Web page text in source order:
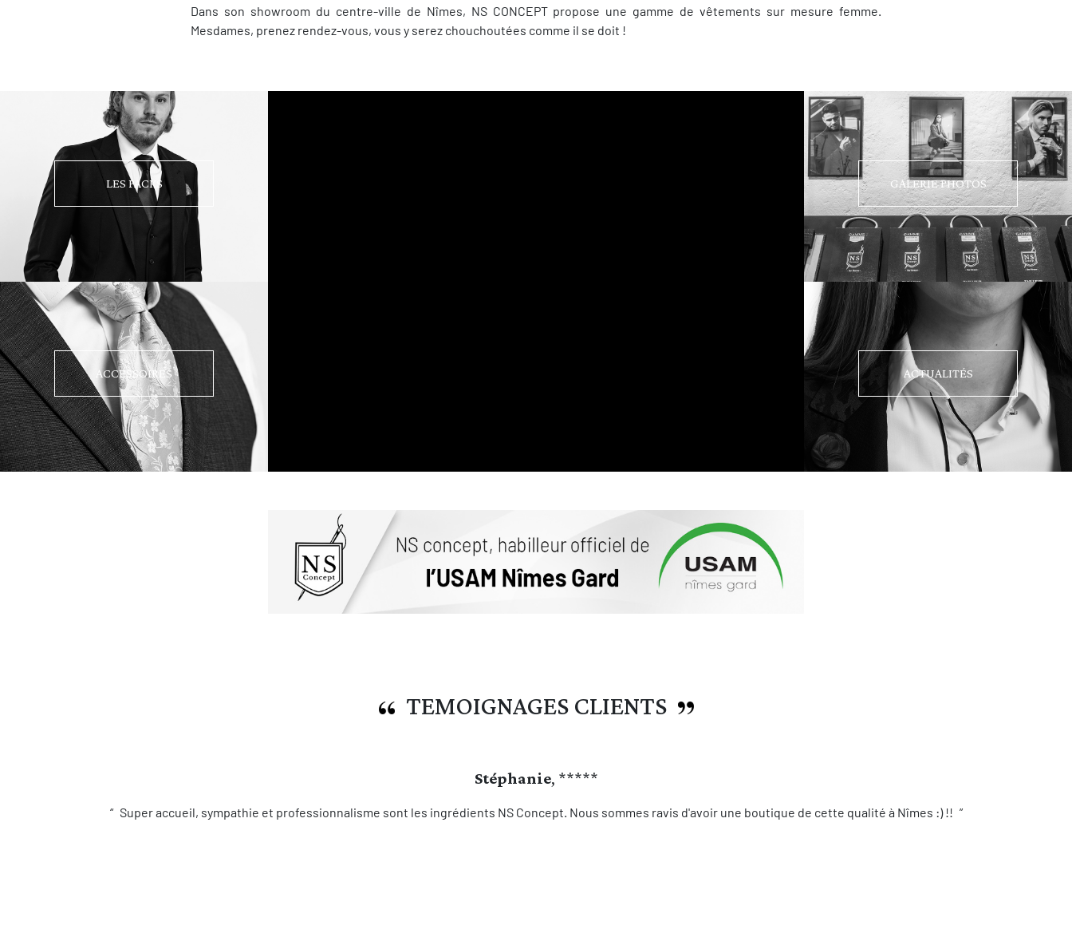
Dans son showroom du centre-ville de Nîmes, NS CONCEPT propose une gamme de vêtements sur mesure femme.
Mesdames, prenez rendez-vous, vous y serez chouchoutées comme il se doit !
LES PACKS
ACCESSOIRES
GALERIE PHOTOS
ACTUALITÉS
TEMOIGNAGES CLIENTS
Stéphanie, *****
Super accueil, sympathie et professionnalisme sont les ingrédients NS Concept. Nous sommes ravis d'avoir une boutique de cette qualité à Nîmes :) !!